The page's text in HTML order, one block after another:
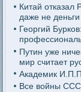
Китай отказал
даже не деньги
Георгий
Путин уже
мир считает
Академик
Все войны